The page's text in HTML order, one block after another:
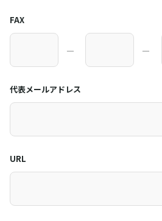
FAX
― ―
代表メールアドレス
URL